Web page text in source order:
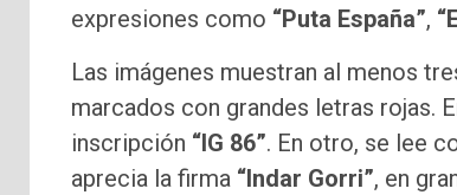
expresiones como “Puta España”,
Las imágenes muestran al menos
marcados con grandes letras rojas.
inscripción “IG 86”. En otro, se lee
aprecia la firma “Indar Gorri”, en